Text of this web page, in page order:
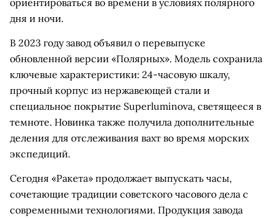
ориентироваться во времени в условиях полярного
дня и ночи.
В 2023 году завод объявил о перевыпуске
обновленной версии «Полярных». Модель сохранила
ключевые характеристики: 24-часовую шкалу,
прочный корпус из нержавеющей стали и
специальное покрытие Superluminova, светящееся в
темноте. Новинка также получила дополнительные
деления для отслеживания вахт во время морских
экспедиций.
Сегодня «Ракета» продолжает выпускать часы,
сочетающие традиции советского часового дела с
современными технологиями. Продукция завода